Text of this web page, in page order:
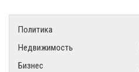
Политика
Недвижимость
Бизнес